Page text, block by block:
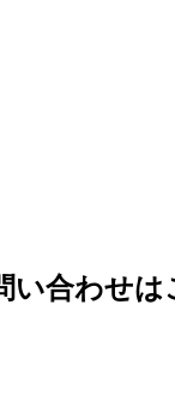
い合わせは